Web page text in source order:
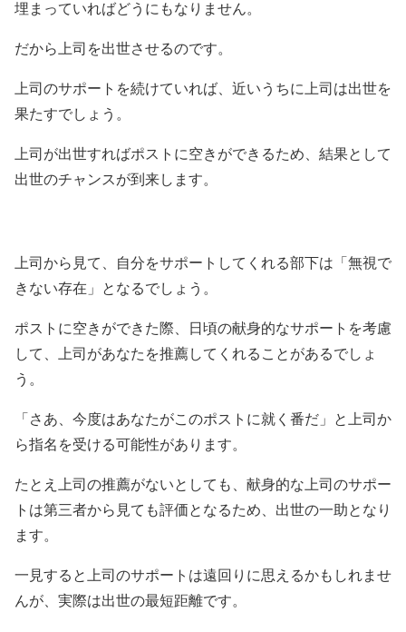
埋まっていればどうにもなりません。
だから上司を出世させるのです。
上司のサポートを続けていれば、近いうちに上司は出世を
果たすでしょう。
上司が出世すればポストに空きができるため、結果として
出世のチャンスが到来します。
上司から見て、自分をサポートしてくれる部下は「無視で
きない存在」となるでしょう。
ポストに空きができた際、日頃の献身的なサポートを考慮
して、上司があなたを推薦してくれることがあるでしょ
う。
「さあ、今度はあなたがこのポストに就く番だ」と上司か
ら指名を受ける可能性があります。
たとえ上司の推薦がないとしても、献身的な上司のサポー
トは第三者から見ても評価となるため、出世の一助となり
ます。
一見すると上司のサポートは遠回りに思えるかもしれませ
んが、実際は出世の最短距離です。